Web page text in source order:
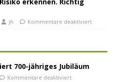
jh Kommentare deaktiviert
700-jähriges Jubiläum
Kommentare deaktiviert